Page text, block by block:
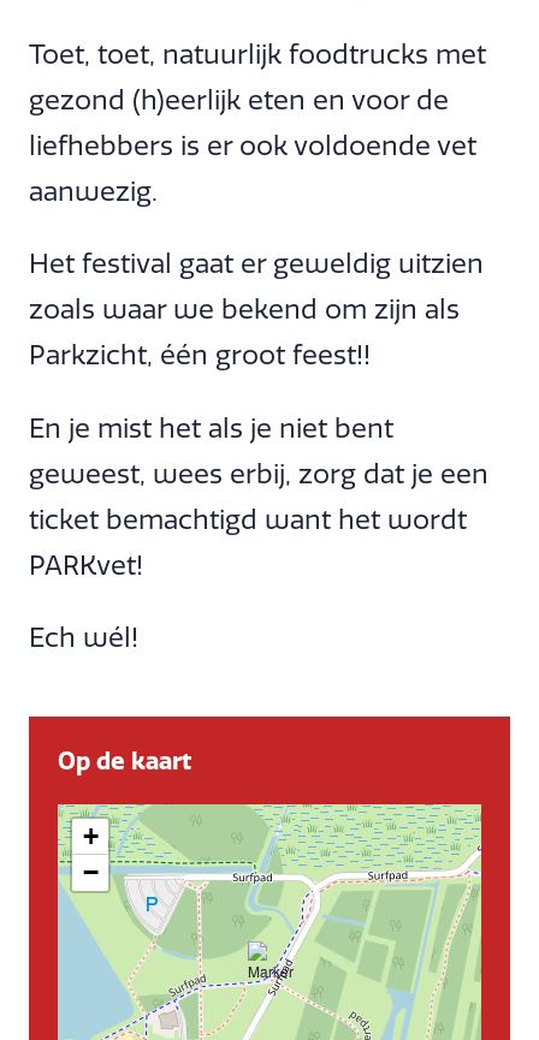
Toet, toet, natuurlijk foodtrucks met
gezond (h)eerlijk eten en voor de
liefhebbers is er ook voldoende vet
aanwezig.
Het festival gaat er geweldig uitzien
zoals waar we bekend om zijn als
Parkzicht, één groot feest!!
En je mist het als je niet bent
geweest, wees erbij, zorg dat je een
ticket bemachtigd want het wordt
PARKvet!
Ech wél!
Op de kaart
+
−